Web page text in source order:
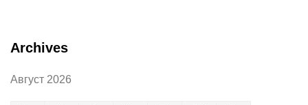
Archives
Август 2026